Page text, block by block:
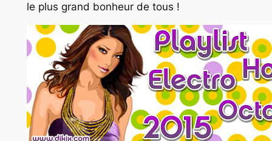
le plus grand bonheur de tous !